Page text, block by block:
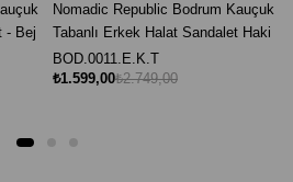
- Bej
Nomadic Republic Bodrum Kauçuk
Tabanlı Erkek Halat Sandalet Haki
BOD.0011.E.K.T
₺1.599,00₺2.749,00